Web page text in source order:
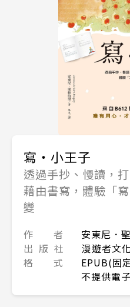
寫‧小王子
透過手抄、慢讀，
藉由書寫，體驗「
變
作 者
安東尼．
出 版 社
漫遊者文化
格 式
EPUB(固
不提供電